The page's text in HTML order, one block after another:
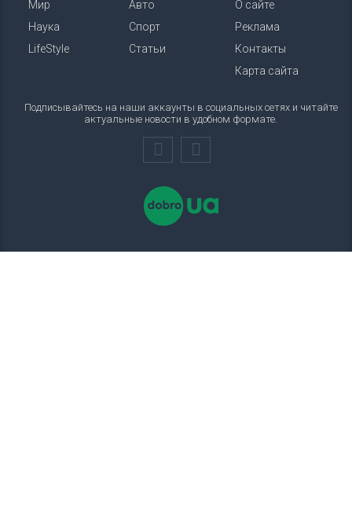
Мир
Наука
LifeStyle
Авто
Спорт
Статьи
О сайте
Реклама
Контакты
Карта сайта
Подписывайтесь на наши аккаунты в социальных сетях и читайте
актуальные новости в удобном формате.